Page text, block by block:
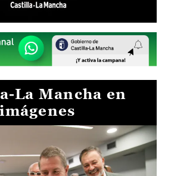
La Mancha en
imágenes